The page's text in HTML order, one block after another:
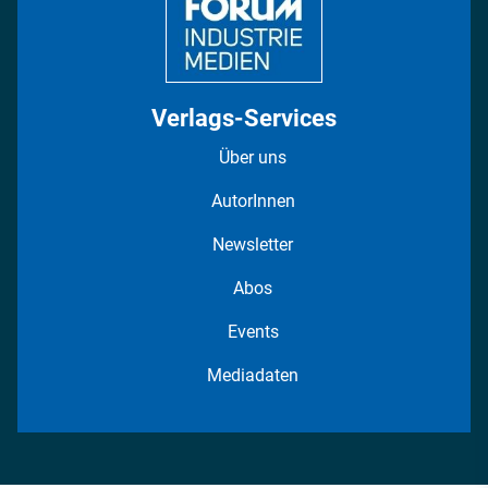
Verlags-Services
Über uns
AutorInnen
Newsletter
Abos
Events
Mediadaten